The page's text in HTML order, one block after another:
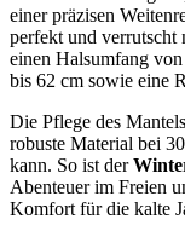
einer präzisen
perfekt und verrutscht
einen Halsumfang
bis 62 cm sowie eine
Die Pflege des
robuste Material bei
kann. So ist der
Abenteuer im Freien
Komfort für die kalte